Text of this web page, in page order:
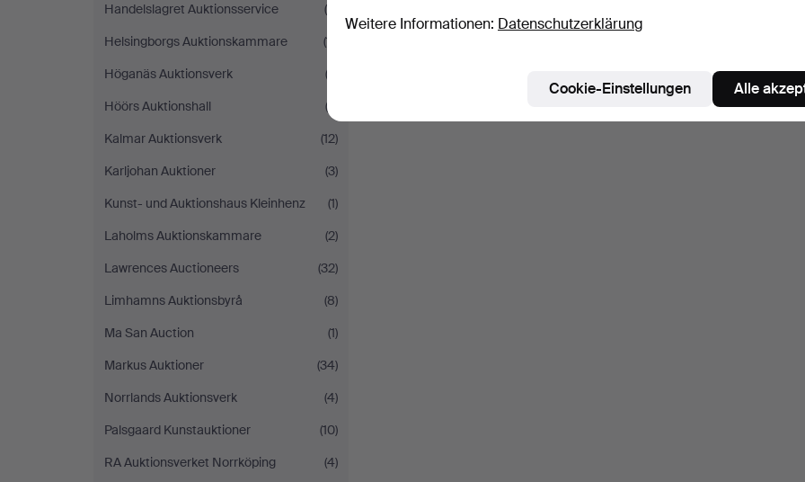
Handelslagret Auktionsservice
(5)
Helsingborgs Auktionskammare
(11)
Höganäs Auktionsverk
(3)
Höörs Auktionshall
(2)
Kalmar Auktionsverk
(12)
Karljohan Auktioner
(3)
Kunst- und Auktionshaus Kleinhenz
(1)
Laholms Auktionskammare
(2)
Lawrences Auctioneers
(32)
Limhamns Auktionsbyrå
(8)
Ma San Auction
(1)
Markus Auktioner
(34)
Norrlands Auktionsverk
(4)
Palsgaard Kunstauktioner
(10)
RA Auktionsverket Norrköping
(4)
Weitere Informationen: Datenschutzerklärung
Cookie-Einstellungen Alle